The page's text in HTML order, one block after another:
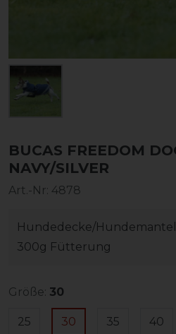
BUCAS FREEDOM
NAVY/SILVER
Art.-Nr: 4878
Hundedecke/
300g Fütterung
Größe: 30
25 30 35 40